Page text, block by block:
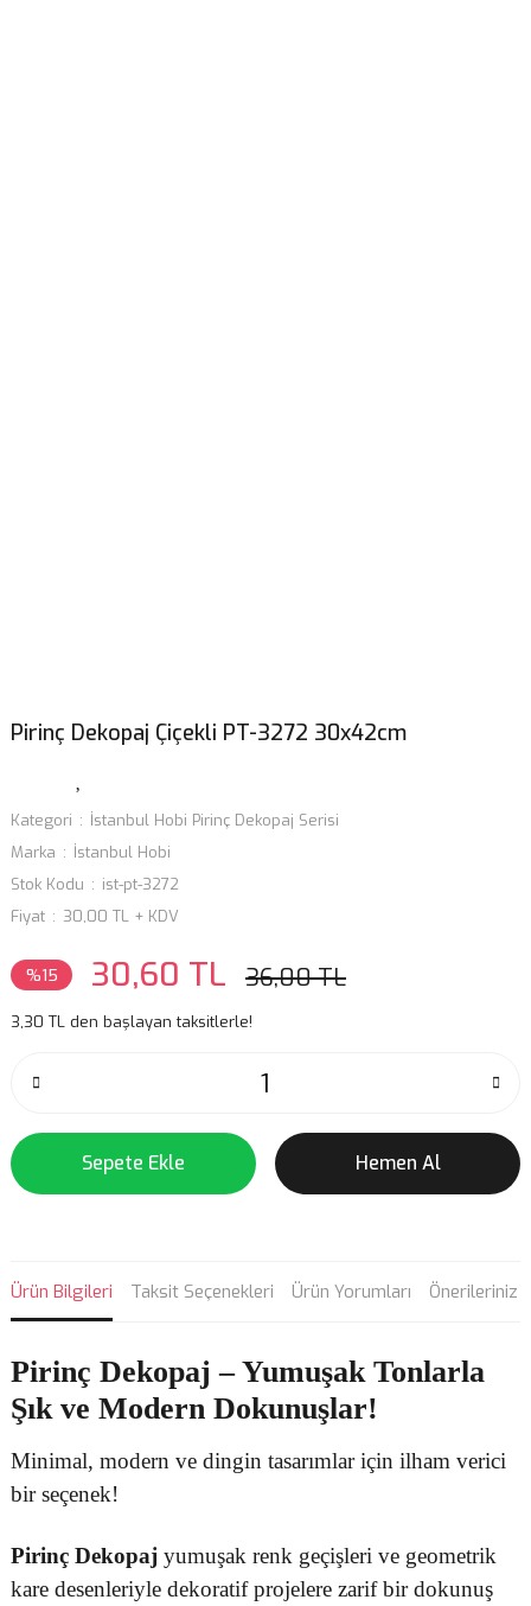
Pirinç Dekopaj Çiçekli PT-3272 30x42cm
Kategori
İstanbul Hobi Pirinç Dekopaj Serisi
Marka
İstanbul Hobi
Stok Kodu
ist-pt-3272
Fiyat
30,00 TL + KDV
%15 30,60 TL 36,00 TL
3,30 TL den başlayan taksitlerle!
Sepete Ekle Hemen Al
Ürün Bilgileri Taksit Seçenekleri Ürün Yorumları Önerileriniz
Pirinç Dekopaj– Yumuşak Tonlarla
Şık ve Modern Dokunuşlar!
Minimal, modern ve dingin tasarımlar için ilham verici
bir seçenek!
Pirinç Dekopaj yumuşak renk geçişleri ve geometrik
kare desenleriyle dekoratif projelere zarif bir dokunuş